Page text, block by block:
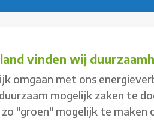
vinden wij
omgaan met ons
mogelijk zaken te
"groen" mogelijk te maken